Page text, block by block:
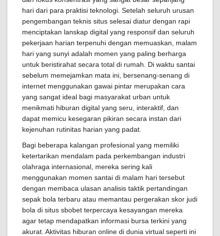
hari dari para praktisi teknologi. Setelah seluruh urusan
pengembangan teknis situs selesai diatur dengan rapi
menciptakan lanskap digital yang responsif dan seluruh
pekerjaan harian terpenuhi dengan memuaskan, malam
hari yang sunyi adalah momen yang paling berharga
untuk beristirahat secara total di rumah. Di waktu santai
sebelum memejamkan mata ini, bersenang-senang di
internet menggunakan gawai pintar merupakan cara
yang sangat ideal bagi masyarakat urban untuk
menikmati hiburan digital yang seru, interaktif, dan
dapat memicu kesegaran pikiran secara instan dari
kejenuhan rutinitas harian yang padat.
Bagi beberapa kalangan profesional yang memiliki
ketertarikan mendalam pada perkembangan industri
olahraga internasional, mereka sering kali
menggunakan momen santai di malam hari tersebut
dengan membaca ulasan analisis taktik pertandingan
sepak bola terbaru atau memantau pergerakan skor judi
bola di situs sbobet terpercaya kesayangan mereka
agar tetap mendapatkan informasi bursa terkini yang
akurat. Aktivitas hiburan online di dunia virtual seperti ini